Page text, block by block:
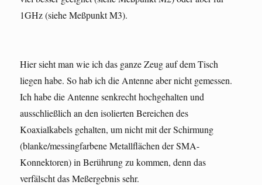
1GHz (siehe Meßpunkt M3).
Hier sieht man wie ich das ganze Zeug auf dem Tisch
liegen habe. So hab ich die Antenne aber nicht gemessen.
Ich habe die Antenne senkrecht hochgehalten und
ausschließlich an den isolierten Bereichen des
Koaxialkabels gehalten, um nicht mit der Schirmung
(blanke/messingfarbene Metallflächen der SMA-
Konnektoren) in Berührung zu kommen, denn das
verfälscht das Meßergebnis sehr.